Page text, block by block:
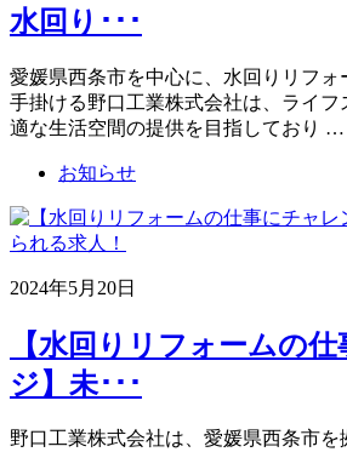
水回り･･･
愛媛県西条市を中心に、水回りリフォ
手掛ける野口工業株式会社は、ライ
適な生活空間の提供を目指しており …
お知らせ
2024年5月20日
【水回りリフォームの
ジ】未･･･
野口工業株式会社は、愛媛県西条市を